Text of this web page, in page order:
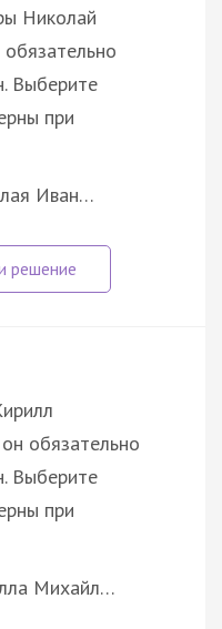
Николай
Выберите
при
Иван…
обязательно
Выберите
при
Михайл…